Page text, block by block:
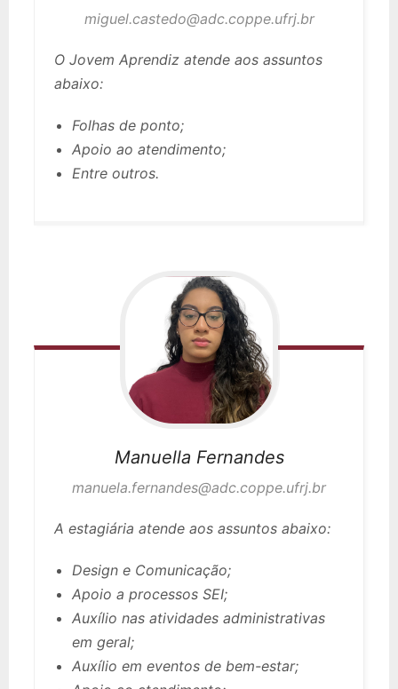
miguel.castedo@adc.coppe.ufrj.br
O Jovem Aprendiz atende aos assuntos
abaixo:
Folhas de ponto;
Apoio ao atendimento;
Entre outros.
Manuella Fernandes
manuela.fernandes@adc.coppe.ufrj.br
A estagiária atende aos assuntos abaixo:
Design e Comunicação;
Apoio a processos SEI;
Auxílio nas atividades administrativas
em geral;
Auxílio em eventos de bem-estar;